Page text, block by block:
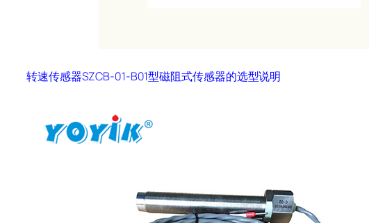
转速传感器SZCB-01-B01型磁阻式传感器的选型说明